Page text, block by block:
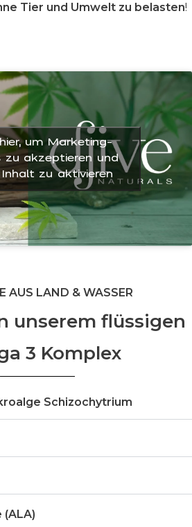
Tier und Umwelt zu belasten!
um Marketing-
zu akzeptieren und
Inhalt zu aktivieren
AUS LAND & WASSER
unserem flüssigen
3 Komplex
Schizochytrium